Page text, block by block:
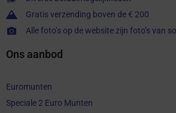
Gratis verzending boven de € 200
Alle foto’s op de website zijn foto’s van
Ons aanbod
Euromunten
Speciale 2 Euro Munten